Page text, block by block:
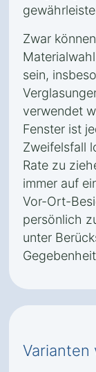
Zwar
sein,
verwendet
Fenster ist
Zweifelsfall
Rate zu
immer auf
Vor-Ort-
persönlich
unter
Varianten